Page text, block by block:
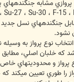
نشود.
نوع پرواز به وسيله
كه خلبان اصلي،
و محدوديت‏هاي خاص
را طوري تعيين مي‏كند